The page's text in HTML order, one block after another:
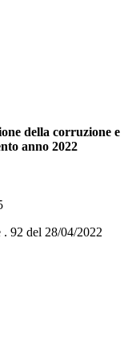
della corruzione e
anno 2022
92 del 28/04/2022